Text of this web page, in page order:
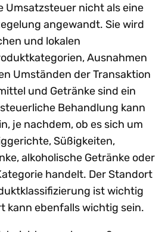
Umsatzsteuer nicht als eine
angewandt. Sie wird
und lokalen
Ausnahmen
Umständen der Transaktion
und Getränke sind ein
Behandlung kann
je nachdem, ob es sich um
Süßigkeiten,
alkoholische Getränke oder
handelt. Der Standort
ist wichtig
kann ebenfalls wichtig sein.